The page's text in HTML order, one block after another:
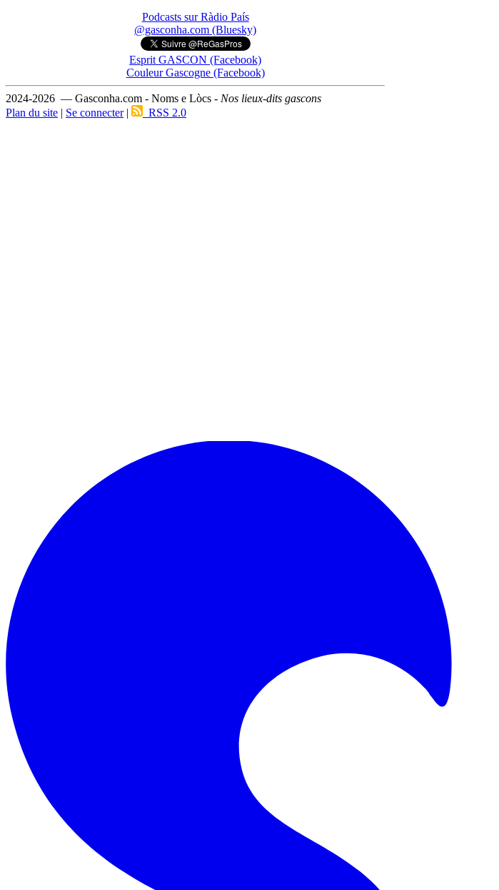
Podcasts sur Ràdio País
@gasconha.com (Bluesky)
Esprit GASCON (Facebook)
Couleur Gascogne (Facebook)
2024-2026 — Gasconha.com - Noms e Lòcs - Nos lieux-dits gascons
Plan du site
Se connecter| RSS 2.0